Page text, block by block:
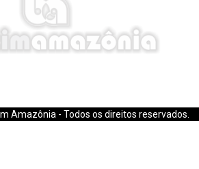
Amazônia - Todos os direitos reservados.